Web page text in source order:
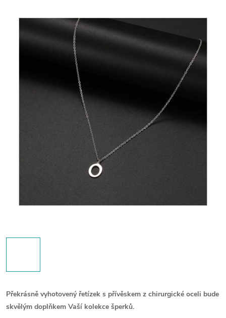
Překrásně vyhotovený řetízek s přívěskem z chirurgické oceli bude
skvělým doplňkem Vaší kolekce šperků.